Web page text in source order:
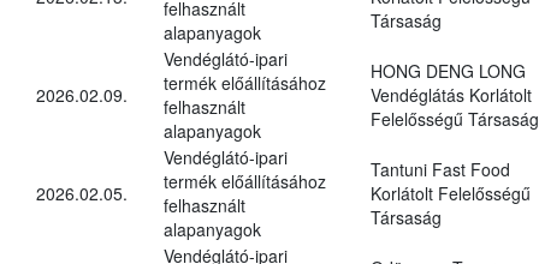
felhasznált
alapanyagok
Társaság
2026.02.09.
Vendéglátó-ipari
termék előállításához
felhasznált
alapanyagok
HONG DENG LONG
Vendéglátás Korlátolt
Felelősségű Társaság
2026.02.05.
Vendéglátó-ipari
termék előállításához
felhasznált
alapanyagok
Tantuni Fast Food
Korlátolt Felelősségű
Társaság
Vendéglátó-ipari